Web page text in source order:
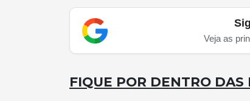
Veja as
FIQUE POR DENTRO